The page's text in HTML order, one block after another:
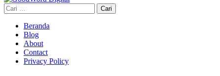
Cari
untuk:
Beranda
Blog
About
Contact
Privacy Policy